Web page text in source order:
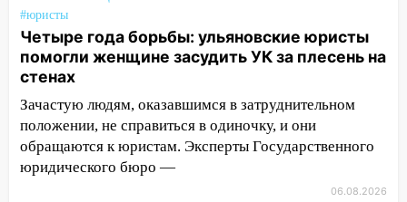
госпитализировали 25-летнего байкера
14:32 На Ульяновскую область
надвигается жара
подробности серьезной аварии на
Фруктовой
13:30 В Димитровграде на улице
#юристы
Четыре года борьбы: ульяновские юристы
помогли женщине засудить УК за плесень на
стенах
Зачастую людям, оказавшимся в затруднительном
положении, не справиться в одиночку, и они
обращаются к юристам. Эксперты Государственного
юридического бюро —
06.08.2026